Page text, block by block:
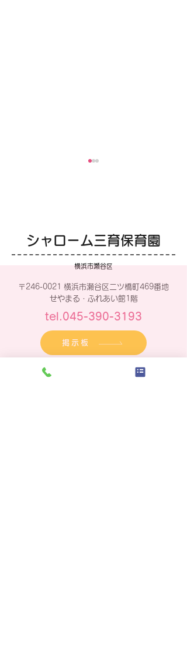
シャローム三育保育園
横浜市瀬谷区
〒246-0021 横浜市瀬谷区二ツ橋町469番地
せやまる・ふれあい館1階
tel.045-390-3193
掲示板